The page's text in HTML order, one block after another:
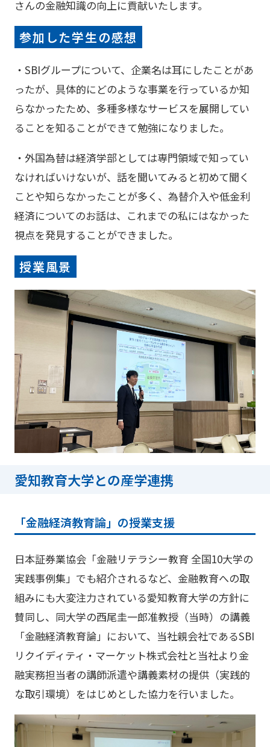
さんの金融知識の向上に貢献いたします。
参加した学生の感想
・SBIグループについて、企業名は耳にしたことがあ
ったが、具体的にどのような事業を行っているか知
らなかったため、多種多様なサービスを展開してい
ることを知ることができて勉強になりました。
・外国為替は経済学部としては専門領域で知ってい
なければいけないが、話を聞いてみると初めて聞く
ことや知らなかったことが多く、為替介入や低金利
経済についてのお話は、これまでの私にはなかった
視点を発見することができました。
授業風景
愛知教育大学との産学連携
「金融経済教育論」の授業支援
日本証券業協会「金融リテラシー教育 全国10大学の
実践事例集」でも紹介されるなど、金融教育への取
組みにも大変注力されている愛知教育大学の方針に
賛同し、同大学の西尾圭一郎准教授（当時）の講義
「金融経済教育論」において、当社親会社であるSBI
リクイディティ・マーケット株式会社と当社より金
融実務担当者の講師派遣や講義素材の提供（実践的
な取引環境）をはじめとした協力を行いました。